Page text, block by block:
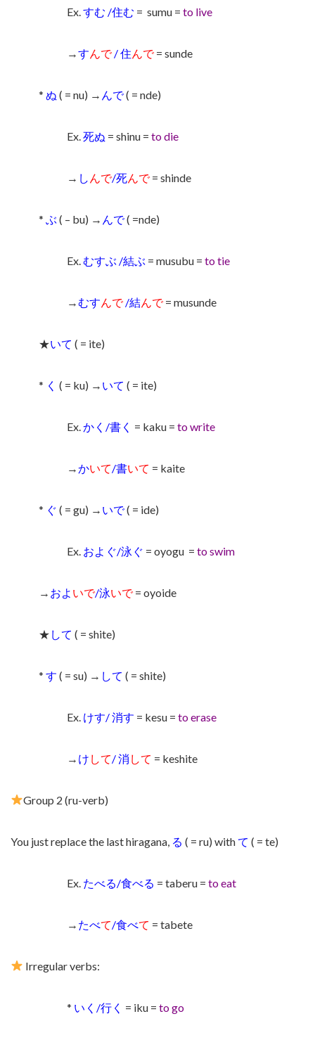
Ex. すむ /住む = sumu = to live
→すんで/ 住んで= sunde
* ぬ ( = nu) → んで( = nde)
Ex. 死ぬ = shinu = to die
→ し んで/死んで= shinde
* ぶ ( – bu) → んで( =nde)
Ex. むすぶ /結ぶ = musubu = to tie
→むすんで/結んで= musunde
★いて ( = ite)
* く ( = ku) → いて ( = ite)
Ex. かく/書く = kaku = to write
→かいて/書いて = kaite
* ぐ ( = gu) → いで( = ide)
Ex. およぐ/泳ぐ = oyogu = to swim
→ およ いで/泳いで= oyoide
★ して ( = shite)
* す ( = su) → して ( = shite)
Ex. けす/ 消す = kesu = to erase
→ け して/ 消 して = keshite
Group 2 (ru-verb)
You just replace the last hiragana, る ( = ru) withて ( = te)
Ex. たべる/食べる = taberu = to eat
→ たべて/食べて = tabete
Irregular verbs:
* いく/行く = iku = to go